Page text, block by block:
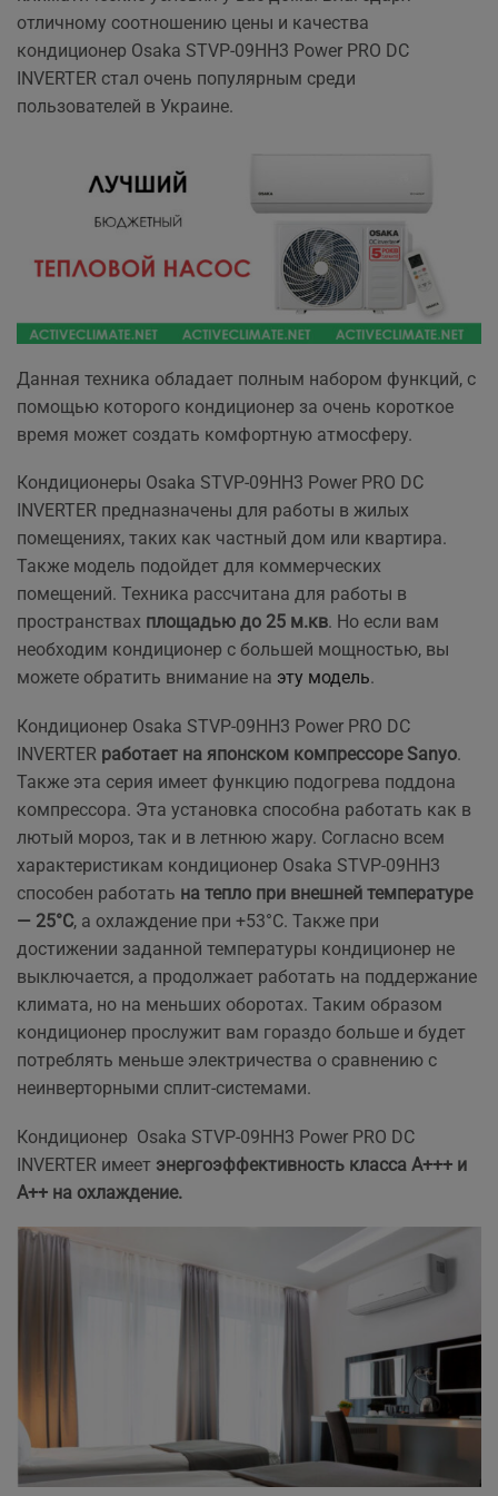
отличному соотношению цены и качества
кондиционер Osaka STVP-09HH3 Power PRO DC
INVERTER стал очень популярным среди
пользователей в Украине.
Данная техника обладает полным набором функций, с
помощью которого кондиционер за очень короткое
время может создать комфортную атмосферу.
Кондиционеры Osaka STVP-09HH3 Power PRO DC
INVERTER предназначены для работы в жилых
помещениях, таких как частный дом или квартира.
Также модель подойдет для коммерческих
помещений. Техника рассчитана для работы в
пространствах площадью до 25 м.кв. Но если вам
необходим кондиционер с большей мощностью, вы
можете обратить внимание на эту модель.
Кондиционер Osaka STVP-09HH3 Power PRO DC
INVERTER работает на японском компрессоре Sanyo.
Также эта серия имеет функцию подогрева поддона
компрессора. Эта установка способна работать как в
лютый мороз, так и в летнюю жару. Согласно всем
характеристикам кондиционер Osaka STVP-09HH3
способен работать на тепло при внешней температуре
— 25°C, а охлаждение при +53°C. Также при
достижении заданной температуры кондиционер не
выключается, а продолжает работать на поддержание
климата, но на меньших оборотах. Таким образом
кондиционер прослужит вам гораздо больше и будет
потреблять меньше электричества о сравнению с
неинверторными сплит-системами.
Кондиционер Osaka STVP-09HH3 Power PRO DC
INVERTER имеет энергоэффективность класса А+++ и
А++ на охлаждение.